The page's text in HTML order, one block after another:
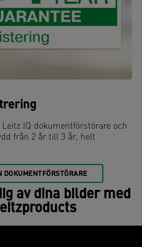
IQ dokumentförstörare och
från 2 år till 3 år, helt
DOKUMENTFÖRSTÖRARE
av dina bilder med